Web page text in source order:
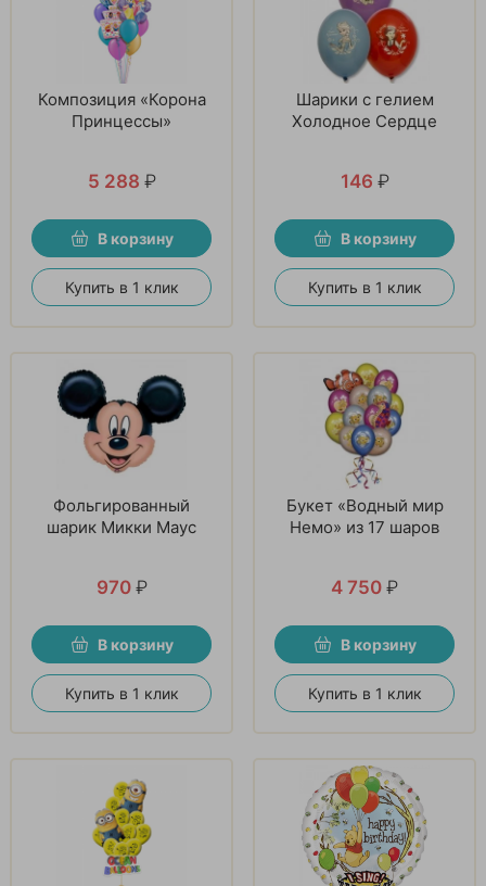
Композиция «Корона
Принцессы»
5 288 ₽
В корзину
Купить в 1 клик
Шарики с гелием
Холодное Сердце
146 ₽
В корзину
Купить в 1 клик
Фольгированный
шарик Микки Маус
970 ₽
В корзину
Купить в 1 клик
Букет «Водный мир
Немо» из 17 шаров
4 750 ₽
В корзину
Купить в 1 клик